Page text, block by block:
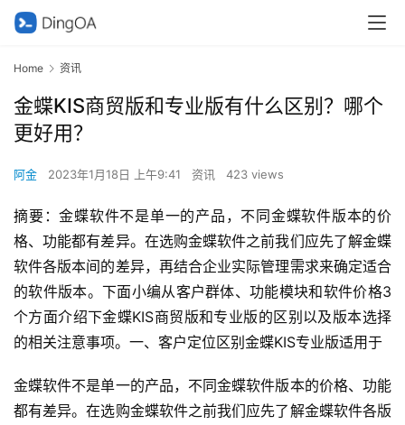
Home 资讯
金蝶KIS商贸版和专业版有什么区别？哪个
更好用？
阿金 2023年1月18日 上午9:41 资讯 423 views
摘要：金蝶软件不是单一的产品，不同金蝶软件版本的价
格、功能都有差异。在选购金蝶软件之前我们应先了解金蝶
软件各版本间的差异，再结合企业实际管理需求来确定适合
的软件版本。下面小编从客户群体、功能模块和软件价格3
个方面介绍下金蝶KIS商贸版和专业版的区别以及版本选择
的相关注意事项。一、客户定位区别金蝶KIS专业版适用于
金蝶软件不是单一的产品，不同金蝶软件版本的价格、功能
都有差异。在选购金蝶软件之前我们应先了解金蝶软件各版